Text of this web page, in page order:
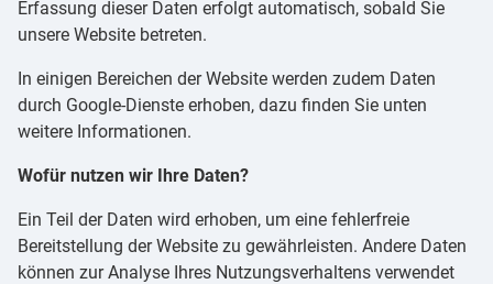
Erfassung dieser Daten erfolgt automatisch, sobald Sie
unsere Website betreten.
In einigen Bereichen der Website werden zudem Daten
durch Google-Dienste erhoben, dazu finden Sie unten
weitere Informationen.
Wofür nutzen wir Ihre Daten?
Ein Teil der Daten wird erhoben, um eine fehlerfreie
Bereitstellung der Website zu gewährleisten. Andere Daten
können zur Analyse Ihres Nutzungsverhaltens verwendet